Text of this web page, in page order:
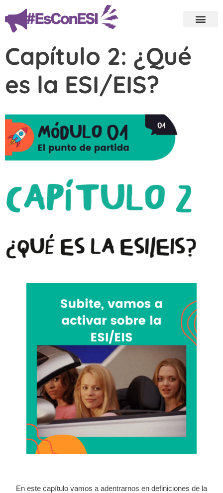
Capítulo 2: ¿Qué
es la ESI/EIS?
En este capítulo vamos a adentrarnos en definiciones de la